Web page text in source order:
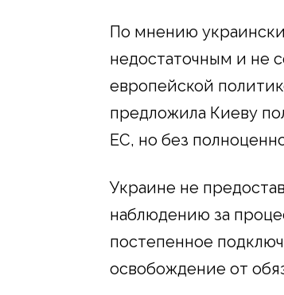
По мнению
недостаточным и не
европейской
предложила Киеву
ЕС, но без
Украине не
наблюдению за
постепенное
освобождение от